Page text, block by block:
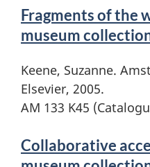
Fragments of the
museum
Keene, Suzanne.
Elsevier, 2005.
AM 133 K45
Collaborative